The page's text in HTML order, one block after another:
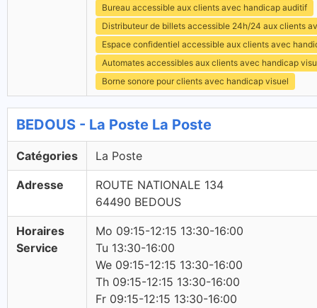
Bureau accessible aux clients avec handicap auditif
Distributeur de billets accessible 24h/24 aux clients
Espace confidentiel accessible aux clients avec
Automates accessibles aux clients avec handicap
Borne sonore pour clients avec handicap visuel
BEDOUS - La Poste La Poste
Catégories La Poste
Adresse
ROUTE NATIONALE 134
64490 BEDOUS
Horaires
Service
Mo 09:15-12:15 13:30-16:00
Tu 13:30-16:00
We 09:15-12:15 13:30-16:00
Th 09:15-12:15 13:30-16:00
Fr 09:15-12:15 13:30-16:00